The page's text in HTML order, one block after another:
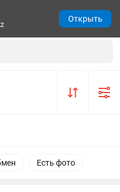
Есть фото
Открыть